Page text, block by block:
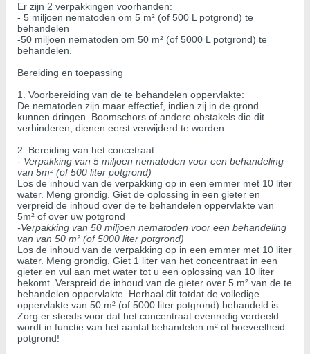
Er zijn 2 verpakkingen voorhanden:
- 5 miljoen nematoden om 5 m² (of 500 L potgrond) te
behandelen
-50 miljoen nematoden om 50 m² (of 5000 L potgrond) te
behandelen.
Bereiding en toepassing
1. Voorbereiding van de te behandelen oppervlakte:
De nematoden zijn maar effectief, indien zij in de grond
kunnen dringen. Boomschors of andere obstakels die dit
verhinderen, dienen eerst verwijderd te worden.
2. Bereiding van het concetraat:
- Verpakking van 5 miljoen nematoden voor een behandeling
van 5m² (of 500 liter potgrond)
Los de inhoud van de verpakking op in een emmer met 10 liter
water. Meng grondig. Giet de oplossing in een gieter en
verpreid de inhoud over de te behandelen oppervlakte van
5m² of over uw potgrond
-Verpakking van 50 miljoen nematoden voor een behandeling
van van 50 m² (of 5000 liter potgrond)
Los de inhoud van de verpakking op in een emmer met 10 liter
water. Meng grondig. Giet 1 liter van het concentraat in een
gieter en vul aan met water tot u een oplossing van 10 liter
bekomt. Verspreid de inhoud van de gieter over 5 m² van de te
behandelen oppervlakte. Herhaal dit totdat de volledige
oppervlakte van 50 m² (of 5000 liter potgrond) behandeld is.
Zorg er steeds voor dat het concentraat evenredig verdeeld
wordt in functie van het aantal behandelen m² of hoeveelheid
potgrond!